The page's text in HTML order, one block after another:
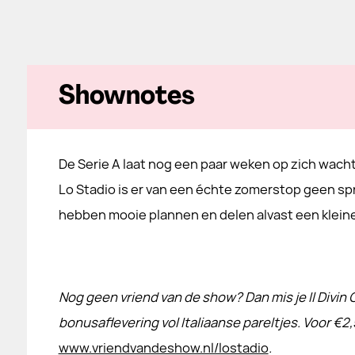
Shownotes
De Serie A laat nog een paar weken op zich
Lo Stadio is er van een échte zomerstop geen
hebben mooie plannen en delen alvast een
Nog geen vriend van de show? Dan mis je Il
bonusaflevering vol Italiaanse pareltjes. Voor
www.vriendvandeshow.nl/lostadio.